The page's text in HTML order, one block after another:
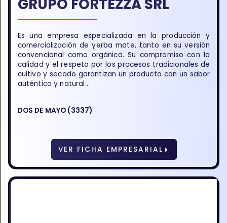
GRUPO FORTEZZA SRL
Es una empresa especializada en la producción y
comercialización de yerba mate, tanto en su versión
convencional como orgánica. Su compromiso con la
calidad y el respeto por los procesos tradicionales de
cultivo y secado garantizan un producto con un sabor
auténtico y natural...
DOS DE MAYO (3337)
VER FICHA EMPRESARIAL